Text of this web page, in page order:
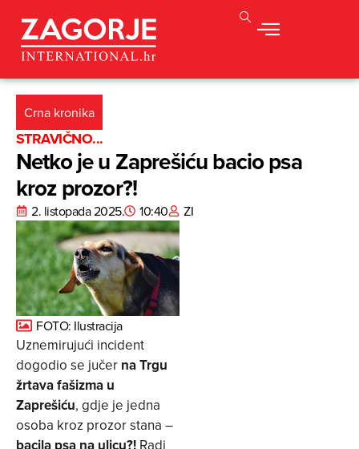
Crna kronika
STRAVIČNO...
Netko je u Zaprešiću bacio psa
kroz prozor?!
2. listopada 2025. 10:40 ZI
FOTO: Ilustracija
Uznemirujući incident
dogodio se jučer na Trgu
žrtava fašizma u
Zaprešiću, gdje je jedna
osoba kroz prozor stana –
bacila psa na ulicu?! Radi